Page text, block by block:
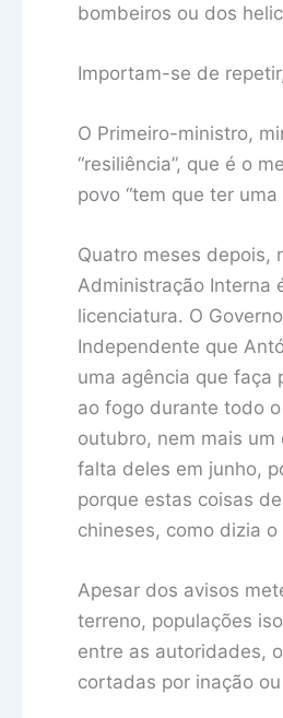
bombeiros ou dos
Importam-se de
O Primeiro-ministro,
“resiliência”, que é o
povo “tem que ter uma
Quatro meses depois,
Administração Interna
licenciatura. O
Independente que
uma agência que faça
ao fogo durante todo
outubro, nem mais
falta deles em junho,
porque estas coisas
chineses, como dizia o
Apesar dos avisos
terreno, populações
entre as autoridades,
cortadas por inação ou